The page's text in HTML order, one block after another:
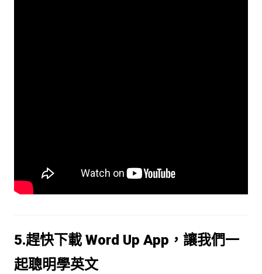
5.趕快下載 Word Up App，讓我們一
起聰明學英文